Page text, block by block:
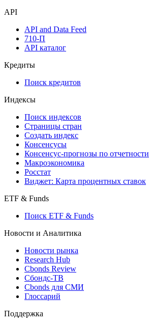
API
API and Data Feed
710-П
API каталог
Кредиты
Поиск кредитов
Индексы
Поиск индексов
Страницы стран
Создать индекс
Консенсусы
Консенсус-прогнозы по отчетности
Макроэкономика
Росстат
Виджет: Карта процентных ставок
ETF & Funds
Поиск ETF & Funds
Новости и Аналитика
Новости рынка
Research Hub
Cbonds Review
Сбондс-ТВ
Cbonds для СМИ
Глоссарий
Поддержка